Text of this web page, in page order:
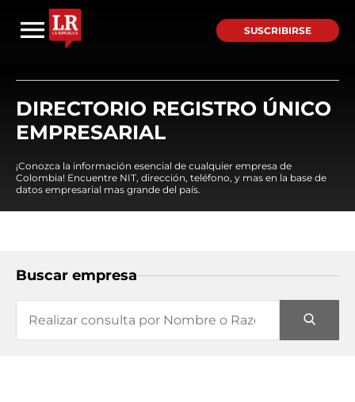
SUSCRIBIRSE
DIRECTORIO REGISTRO ÚNICO
EMPRESARIAL
¡Conozca la información esencial de cualquier empresa de
Colombia! Encuentre NIT, dirección, teléfono, y mas en la base de
datos empresarial mas grande del país.
Buscar empresa